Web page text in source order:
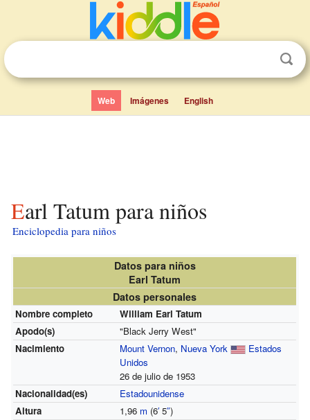
Web Imágenes English
Earl Tatum para niños
Enciclopedia para niños
Datos para niños
Earl Tatum
Datos personales
Nombre completo
William Earl Tatum
Apodo(s)
"Black Jerry West"
Nacimiento
Mount Vernon, Nueva York
Estados
Unidos
26 de julio de 1953
Nacionalidad(es)
Estadounidense
Altura
1,96 m (6′5″)